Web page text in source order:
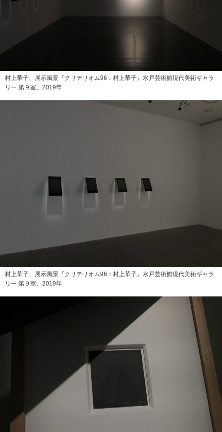
村上華子、展示風景『クリテリオム96：村上華子』水戸芸術館現代美術ギャラ
リー 第９室、2019年
村上華子、展示風景『クリテリオム96：村上華子』水戸芸術館現代美術ギャラ
リー 第９室、2019年